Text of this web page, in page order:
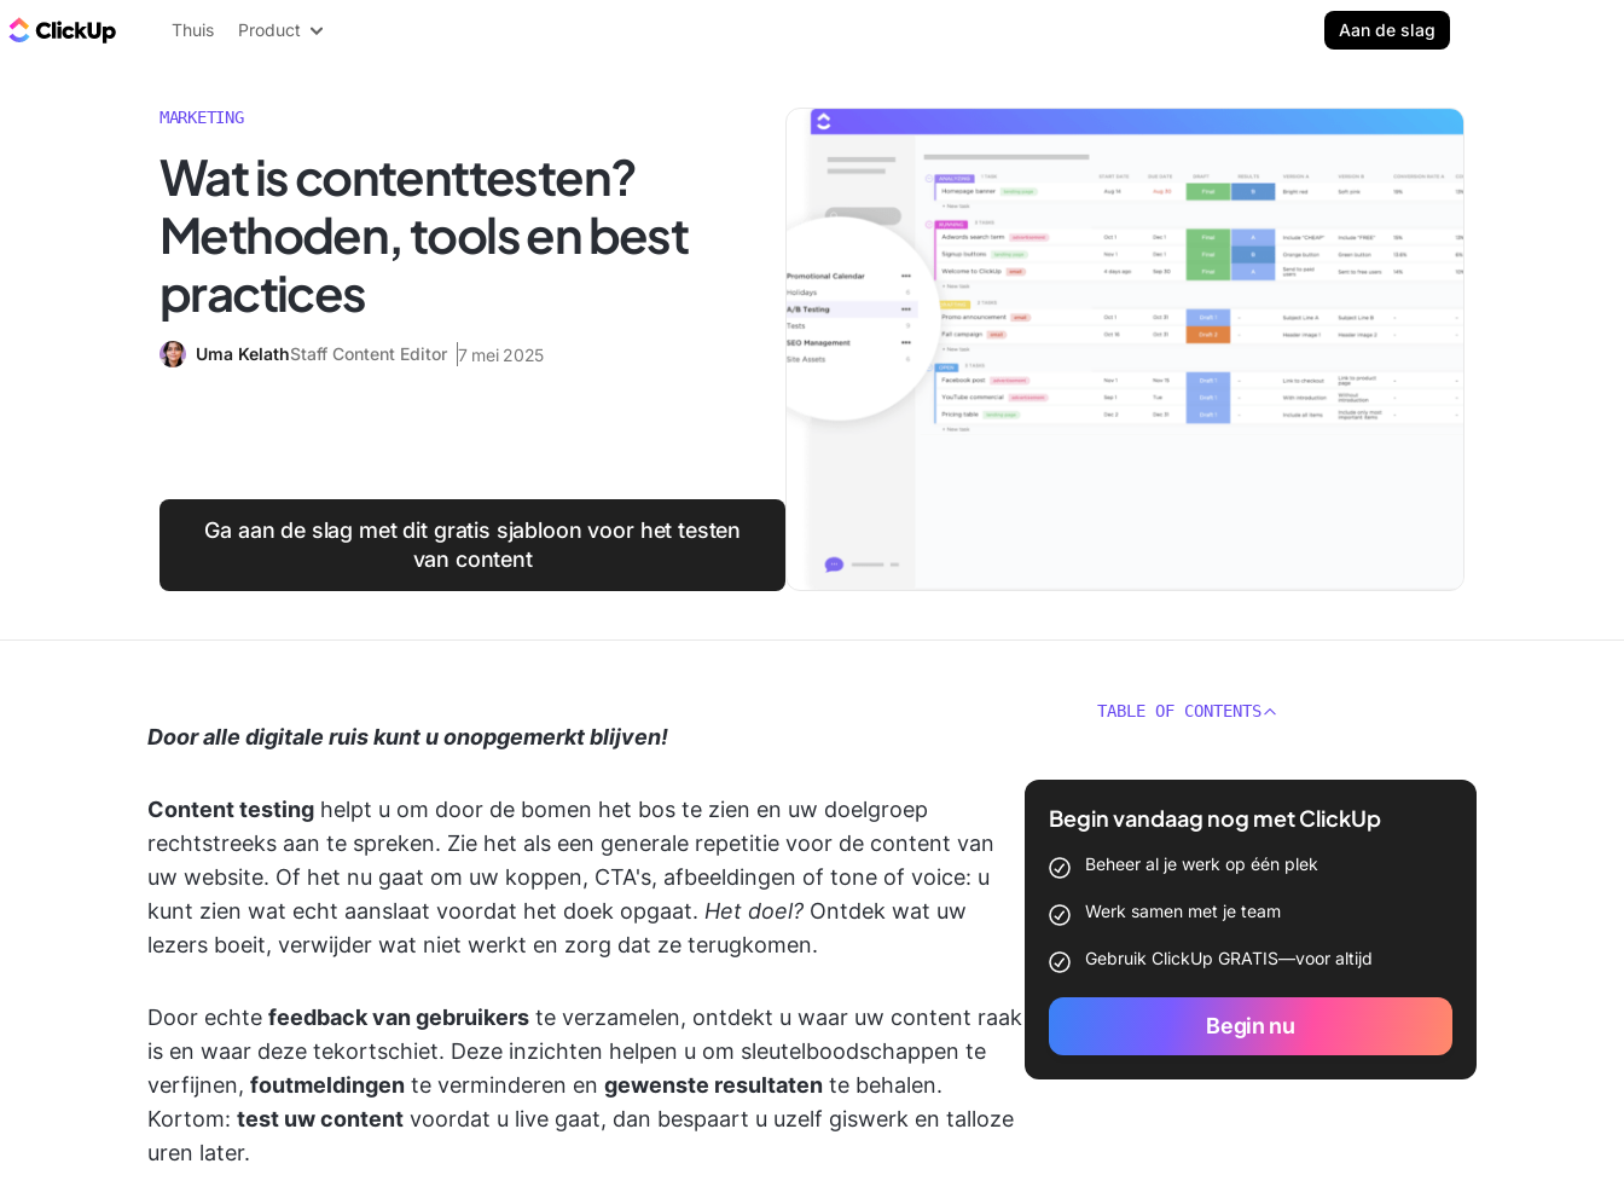
ClickUp Blog
Thuis Product Aan de slag
MARKETING
Wat is contenttesten?
Methoden, tools en best
practices
Uma KelathStaff Content Editor 7 mei 2025
Ga aan de slag met dit gratis sjabloon voor het testen
van content
Door alle digitale ruis kunt u onopgemerkt blijven!
Content testing helpt u om door de bomen het bos te zien en uw doelgroep
rechtstreeks aan te spreken. Zie het als een generale repetitie voor de content van
uw website. Of het nu gaat om uw koppen, CTA's, afbeeldingen of tone of voice: u
kunt zien wat echt aanslaat voordat het doek opgaat. Het doel? Ontdek wat uw
lezers boeit, verwijder wat niet werkt en zorg dat ze terugkomen.
Door echte feedback van gebruikers te verzamelen, ontdekt u waar uw content raak
is en waar deze tekortschiet. Deze inzichten helpen u om sleutelboodschappen te
verfijnen, foutmeldingen te verminderen en gewenste resultaten te behalen.
Kortom: test uw content voordat u live gaat, dan bespaart u uzelf giswerk en talloze
uren later.
TABLE OF CONTENTS
Begin vandaag nog met ClickUp
Beheer al je werk op één plek
Werk samen met je team
Gebruik ClickUp GRATIS—voor altijd
Begin nu